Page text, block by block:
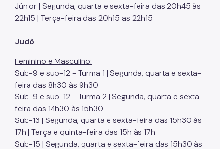
Júnior | Segunda, quarta e sexta-feira das 20h45 às
22h15 | Terça-feira das 20h15 as 22h15
Judô
Feminino e Masculino:
Sub-9 e sub-12 - Turma 1 | Segunda, quarta e sexta-
feira das 8h30 às 9h30
Sub-9 e sub-12 - Turma 2 | Segunda, quarta e sexta-
feira das 14h30 às 15h30
Sub-13 | Segunda, quarta e sexta-feira das 15h30 às
17h | Terça e quinta-feira das 15h às 17h
Sub-15 | Segunda, quarta e sexta-feira das 15h30 às